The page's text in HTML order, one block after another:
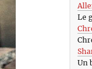
Le
Un